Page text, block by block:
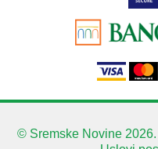
© Sremske Novine 2026.